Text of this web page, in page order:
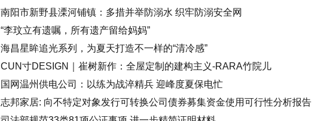
南阳市新野县溧河铺镇：多措并举防溺水 织牢防溺安全网
“李玟立有遗嘱，所有遗产留给妈妈”
海昌星眸追光系列，为夏天打造不一样的“清冷感”
CUN寸DESIGN｜崔树新作：全屋定制的建构主义-RARA竹院儿
国网温州供电公司：以练为战淬精兵 迎峰度夏保电忙
志邦家居: 向不特定对象发行可转换公司债券募集资金使用可行性分析报告